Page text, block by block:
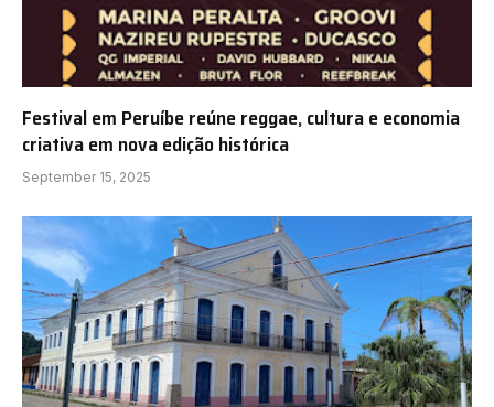
Festival em Peruíbe reúne reggae, cultura e economia
criativa em nova edição histórica
September 15, 2025